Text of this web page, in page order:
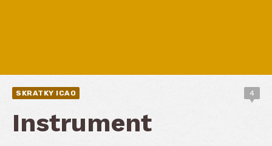
SKRATKY ICAO 4
Instrument